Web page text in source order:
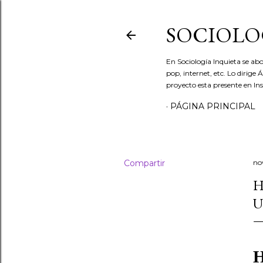
En Sociología Inquieta se
pop, internet, etc. Lo dirige
proyecto esta presente en
PÁGINA PRINCIPAL
Compartir